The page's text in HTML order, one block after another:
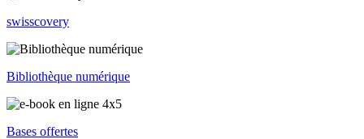
swisscovery
Bibliothèque numérique
Bases offertes